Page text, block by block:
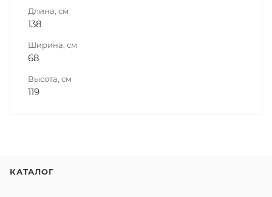
Длина, см
138
Ширина, см
68
Высота, см
119
КАТАЛОГ